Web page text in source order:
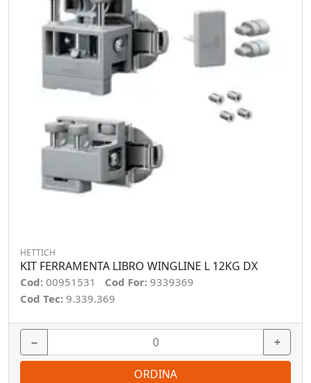
HETTICH
KIT FERRAMENTA LIBRO WINGLINE L 12KG DX
Cod: 00951531 Cod For: 9339369
Cod Tec: 9.339.369
− +
ORDINA